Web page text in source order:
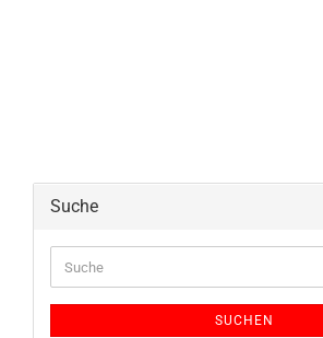
Suche
SUCHEN